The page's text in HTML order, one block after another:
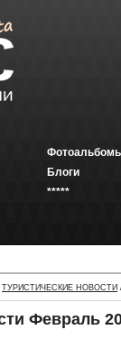
Блоги
*****
ТУРИСТИЧЕСКИЕ НОВОСТИ
Февраль